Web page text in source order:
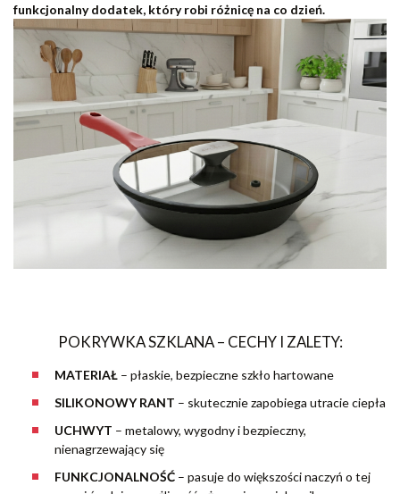
funkcjonalny dodatek, który robi różnicę na co dzień.
POKRYWKA SZKLANA – CECHY I ZALETY:
MATERIAŁ – płaskie, bezpieczne szkło hartowane
SILIKONOWY RANT – skutecznie zapobiega utracie ciepła
UCHWYT – metalowy, wygodny i bezpieczny,
nienagrzewający się
FUNKCJONALNOŚĆ – pasuje do większości naczyń o tej